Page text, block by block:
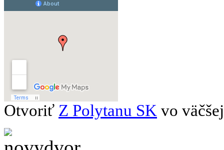
Otvoriť Z Polytanu SK vo